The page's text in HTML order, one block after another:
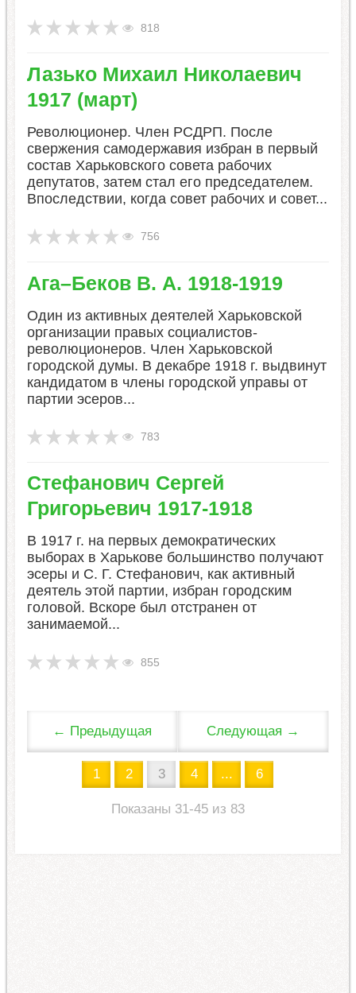
818
Лазько Михаил Николаевич
1917 (март)
Революционер. Член РСДРП. После
свержения самодержавия избран в первый
состав Харьковского совета рабочих
депутатов, затем стал его председателем.
Впоследствии, когда совет рабочих и совет...
756
​Ага–Беков В. А. 1918-1919
Один из активных деятелей Харьковской
организации правых социалистов-
революционеров. Член Харьковской
городской думы. В декабре 1918 г. выдвинут
кандидатом в члены городской управы от
партии эсеров...
783
​Стефанович Сергей
Григорьевич 1917-1918
В 1917 г. на первых демократических
выборах в Харькове большинство получают
эсеры и С. Г. Стефанович, как активный
деятель этой партии, избран городским
головой. Вскоре был отстранен от
занимаемой...
855
← Предыдущая Следующая →
1 2 3 4 ... 6
Показаны 31-45 из 83